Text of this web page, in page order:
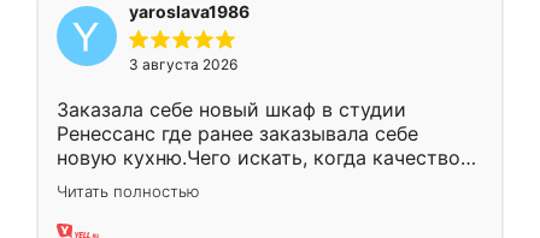
yaroslava1986
3 августа 2026
Заказала себе новый шкаф в студии
Ренессанс где ранее заказывала себе
новую кухню.Чего искать, когда качеством
вполне довольна. Служит кухня уже почти
два года, нареканий нет.
Читать полностью